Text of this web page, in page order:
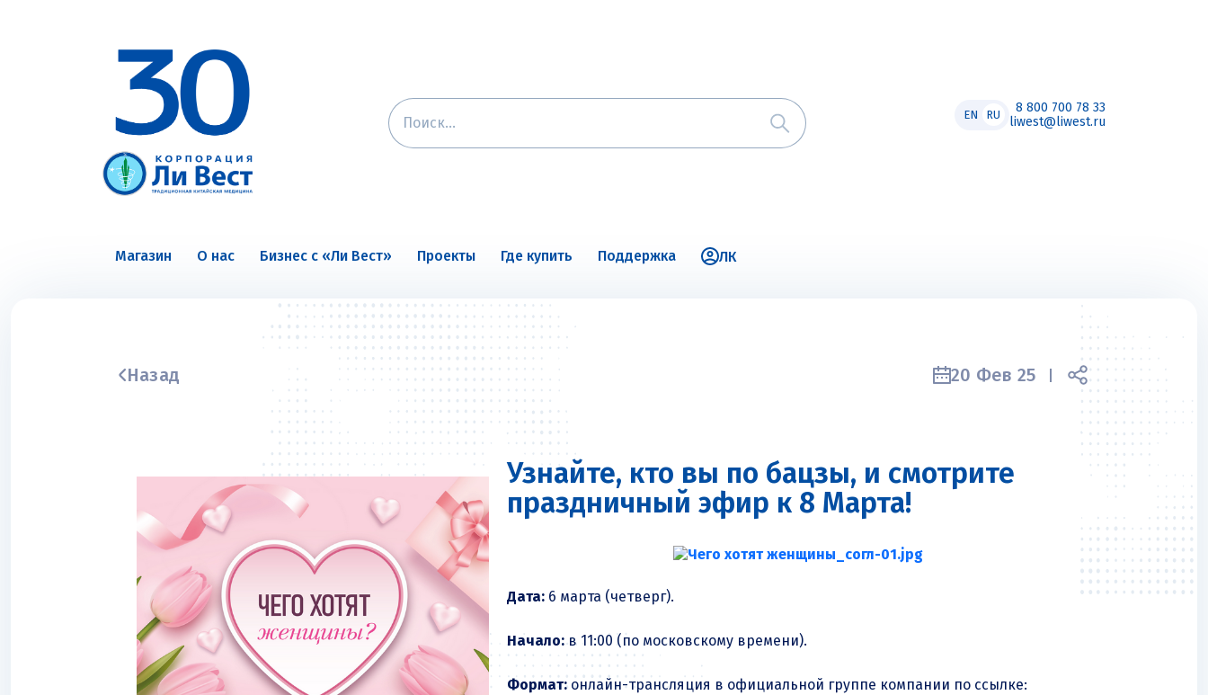
EN RU
8 800 700 78 33
liwest@liwest.ru
Магазин О нас Бизнес с «Ли Вест» Проекты Где купить Поддержка ЛК
Назад 20 Фев 25
Узнайте, кто вы по бацзы, и смотрите
праздничный эфир к 8 Марта!
Дата: 6 марта (четверг).
Начало:в 11:00 (по московскому времени).
Формат:онлайн-трансляция в официальной группе компании по ссылке: